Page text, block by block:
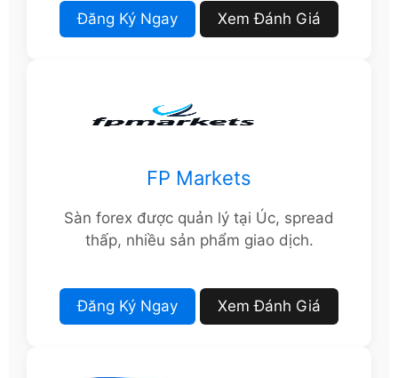
Đăng Ký Ngay Xem Đánh Giá
FP Markets
Sàn forex được quản lý tại Úc, spread
thấp, nhiều sản phẩm giao dịch.
Đăng Ký Ngay Xem Đánh Giá